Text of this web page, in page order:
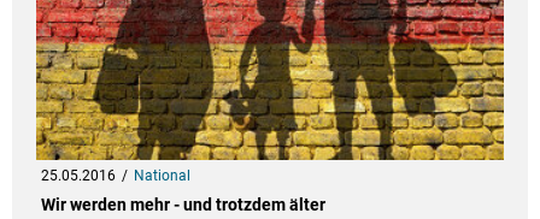
25.05.2016 National
Wir werden mehr - und trotzdem älter